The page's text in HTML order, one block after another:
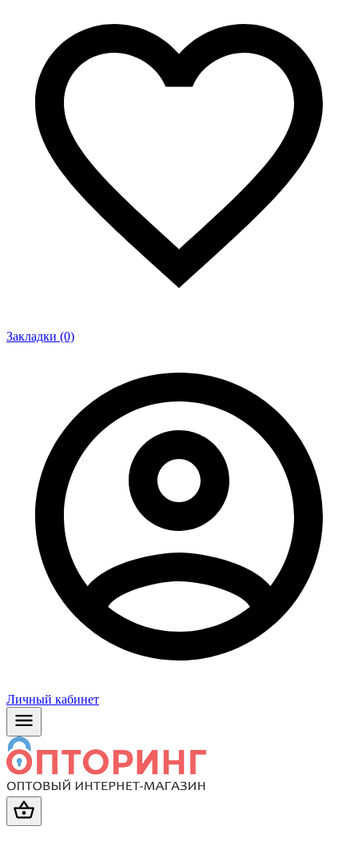
Закладки (0)
Личный кабинет